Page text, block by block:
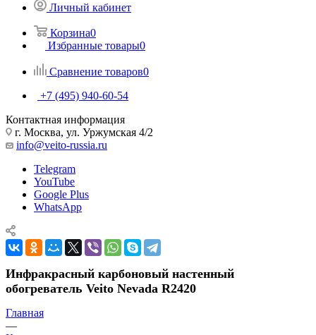
Личный кабинет
Корзина0
Избранные товары0
Сравнение товаров0
+7 (495) 940-60-54
Контактная информация
г. Москва, ул. Уржумская 4/2
info@veito-russia.ru
Telegram
YouTube
Google Plus
WhatsApp
Инфракрасный карбоновый настенный
обогреватель Veito Nevada R2420
Главная
—